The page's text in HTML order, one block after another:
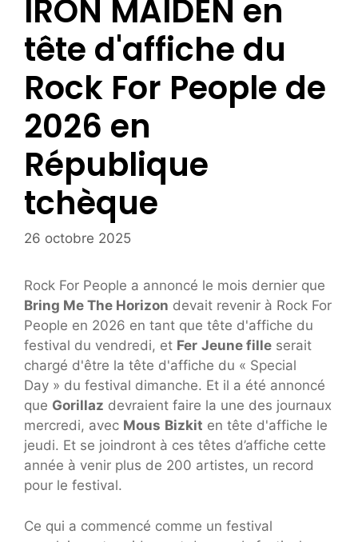
IRON MAIDEN en
tête d'affiche du
Rock For People de
2026 en
République
tchèque
26 octobre 2025
Rock For People a annoncé le mois dernier que
Bring Me The Horizon devait revenir à Rock For
People en 2026 en tant que tête d'affiche du
festival du vendredi, et Fer Jeune fille serait
chargé d'être la tête d'affiche du « Special
Day » du festival dimanche. Et il a été annoncé
que Gorillaz devraient faire la une des journaux
mercredi, avec Mous Bizkit en tête d'affiche le
jeudi. Et se joindront à ces têtes d’affiche cette
année à venir plus de 200 artistes, un record
pour le festival.
Ce qui a commencé comme un festival